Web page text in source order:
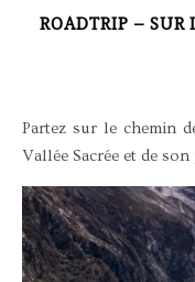
ROADTRIP – SUR
Partez sur le chemin des incas, découvrir les mystères de la
Vallée Sacrée et de